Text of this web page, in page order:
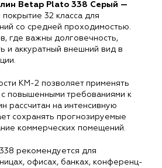
Betap Plato 338 Серый —
32 класса для
со средней проходимостью.
где важны долговечность,
и аккуратный внешний вид в
КМ-2 позволяет применять
повышенными требованиями к
рассчитан на интенсивную
сохранять прогнозируемые
коммерческих помещений.
рекомендуется для
офисах, банках, конференц-